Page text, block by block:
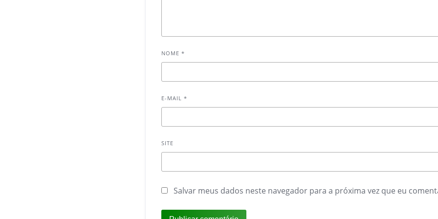
NOME*
E-MAIL*
SITE
Salvar meus dados neste navegador para a próxima vez que eu